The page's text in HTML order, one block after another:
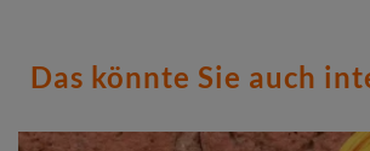
Das könnte Sie auch